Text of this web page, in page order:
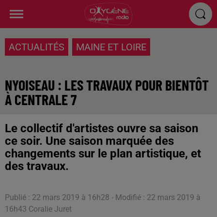
ACTUALITÉS MAINE ET LOIRE
NYOISEAU : LES TRAVAUX POUR BIENTÔT
À CENTRALE 7
Le collectif d'artistes ouvre sa saison
ce soir. Une saison marquée des
changements sur le plan artistique, et
des travaux.
Publié : 22 mars 2019 à 16h28 - Modifié : 22 mars 2019 à
16h43 Coralie Juret